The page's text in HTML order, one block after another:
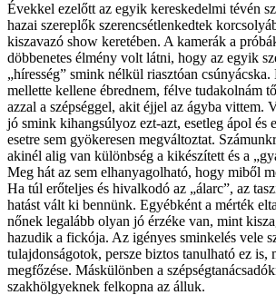
Évekkel ezelőtt az egyik kereskedelmi tévén
hazai szereplők szerencsétlenkedtek
kiszavazó show keretében. A kamerák a
döbbenetes élmény volt látni, hogy az egyik
„híresség” smink nélkül riasztóan
mellette kellene ébrednem, félve tudakolnám
azzal a szépséggel, akit éjjel az ágyba vittem.
jó smink kihangsúlyoz ezt-azt, esetleg ápol és
esetre sem gyökeresen megváltoztat.
akinél alig van különbség a kikészített és a
Meg hát az sem elhanyagolható, hogy miből
Ha túl erőteljes és hivalkodó az „álarc”, az
hatást vált ki bennünk. Egyébként a mérték
nőnek legalább olyan jó érzéke van, mint
hazudik a fickója. Az igényes sminkelés vele
tulajdonságotok, persze biztos tanulható ez is,
megfőzése. Máskülönben a
szakhölgyeknek felkopna az álluk.